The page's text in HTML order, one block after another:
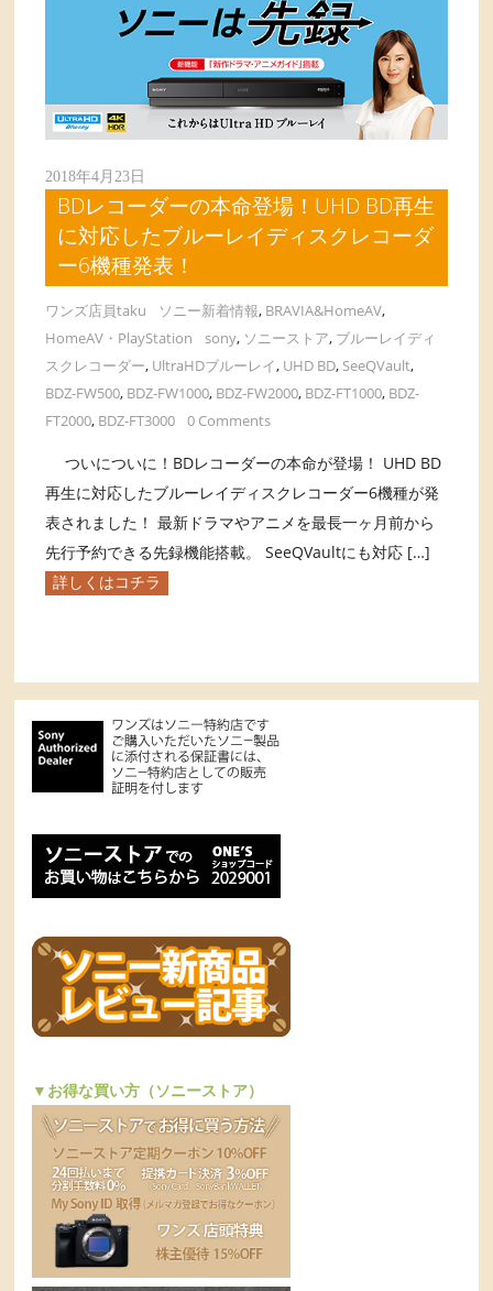
2018年4月23日
BDレコーダーの本命登場！UHD BD再生
に対応したブルーレイディスクレコーダ
ー6機種発表！
ワンズ店員taku ソニー新着情報, BRAVIA&HomeAV,
HomeAV・PlayStation
sony, ソニーストア, ブルーレイディ
スクレコーダー, UltraHDブルーレイ, UHD BD, SeeQVault,
BDZ-FW500, BDZ-FW1000, BDZ-FW2000, BDZ-FT1000, BDZ-
FT2000, BDZ-FT3000 0 Comments
ついについに！BDレコーダーの本命が登場！ UHD BD
再生に対応したブルーレイディスクレコーダー6機種が発
表されました！ 最新ドラマやアニメを最長一ヶ月前から
先行予約できる先録機能搭載。 SeeQVaultにも対応 […]
詳しくはコチラ
▼お得な買い方（ソニーストア）